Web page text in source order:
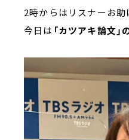
2時からはリスナーお助
今日は 「カツアキ論文」